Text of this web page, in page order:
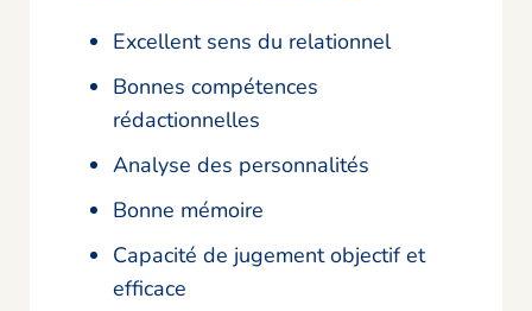
Excellent sens du relationnel
Bonnes compétences
rédactionnelles
Analyse des personnalités
Bonne mémoire
Capacité de jugement objectif et
efficace